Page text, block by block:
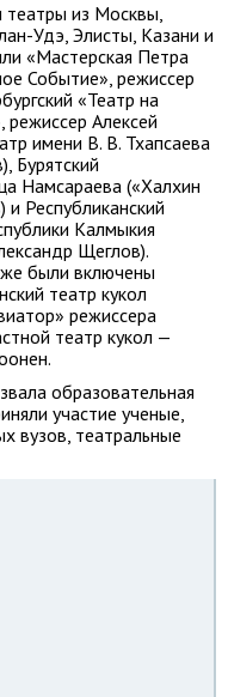
театры из Москвы,
Удэ, Элисты, Казани и
«Мастерская Петра
Событие», режиссер
«Театр на
Алексей
имени В. В. Тхапсаева
Бурятский
Намсараева («Халхин
и Республиканский
Калмыкия
Щеглов).
были включены
театр кукол
режиссера
театр кукол —
образовательная
участие ученые,
вузов, театральные